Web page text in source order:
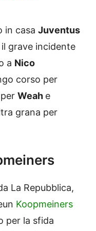
in casa Juventus
grave incidente
a Nico
corso per
Weah e
grana per
La Repubblica,
Koopmeiners
per la sfida